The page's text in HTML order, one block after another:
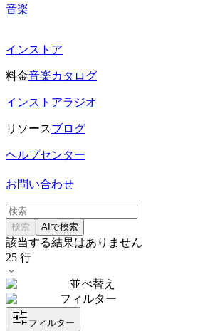
音楽
インストア
料金音楽カタログ
インストアラジオ
リソースブログ
ヘルプセンター
お問い合わせ
検索 AIで検索
該当する結果はありません
25 行
並べ替え
フィルター
フィルター